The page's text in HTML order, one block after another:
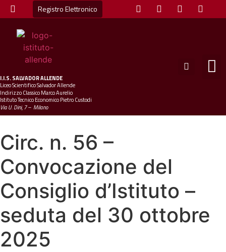
Registro Elettronico
I.I.S.SALVADOR ALLENDE
Liceo Scientifico Salvador Allende
Indirizzo Classico Marco Aurelio
Istituto Tecnico Economico Pietro Custodi
Via U. Dini, 7 – Milano
Circ. n. 56 –
Convocazione del
Consiglio d’Istituto –
seduta del 30 ottobre
2025